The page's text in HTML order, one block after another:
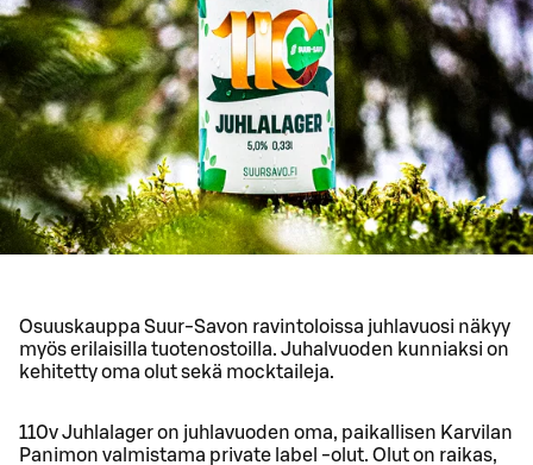
Osuuskauppa Suur-Savon ravintoloissa juhlavuosi näkyy
myös erilaisilla tuotenostoilla. Juhalvuoden kunniaksi on
kehitetty oma olut sekä mocktaileja.
110v Juhlalager on juhlavuoden oma, paikallisen Karvilan
Panimon valmistama private label -olut. Olut on raikas,